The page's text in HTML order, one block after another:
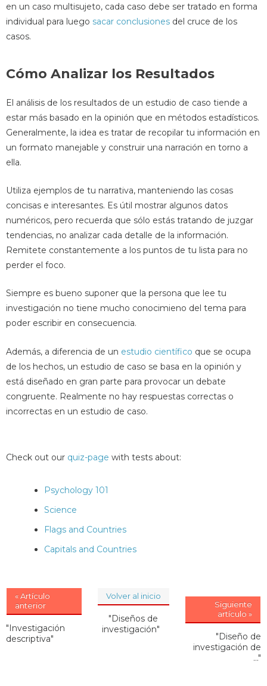
en un caso multisujeto, cada caso debe ser tratado en forma
individual para luego sacar conclusiones del cruce de los
casos.
Cómo Analizar los Resultados
El análisis de los resultados de un estudio de caso tiende a
estar más basado en la opinión que en métodos estadísticos.
Generalmente, la idea es tratar de recopilar tu información en
un formato manejable y construir una narración en torno a
ella.
Utiliza ejemplos de tu narrativa, manteniendo las cosas
concisas e interesantes. Es útil mostrar algunos datos
numéricos, pero recuerda que sólo estás tratando de juzgar
tendencias, no analizar cada detalle de la información.
Remitete constantemente a los puntos de tu lista para no
perder el foco.
Siempre es bueno suponer que la persona que lee tu
investigación no tiene mucho conocimieno del tema para
poder escribir en consecuencia.
Además, a diferencia de un estudio científico que se ocupa
de los hechos, un estudio de caso se basa en la opinión y
está diseñado en gran parte para provocar un debate
congruente. Realmente no hay respuestas correctas o
incorrectas en un estudio de caso.
Check out our quiz-page with tests about:
Psychology 101
Science
Flags and Countries
Capitals and Countries
« Artículo
anterior
"Investigación
descriptiva"
Volver al inicio
"Diseños de
investigación"
Siguiente
artículo »
"Diseño de
investigación de
..."